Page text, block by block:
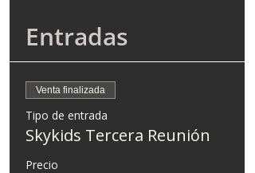
Entradas
Venta finalizada
Tipo de entrada
Skykids Tercera Reunión
Precio